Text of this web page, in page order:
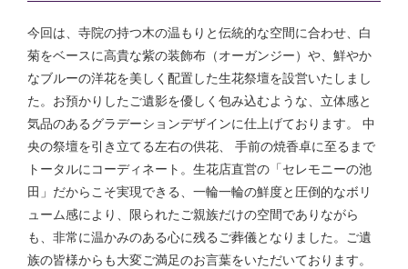
今回は、寺院の持つ木の温もりと伝統的な空間に合わせ、白
菊をベースに高貴な紫の装飾布（オーガンジー）や、鮮やか
なブルーの洋花を美しく配置した生花祭壇を設営いたしまし
た。お預かりしたご遺影を優しく包み込むような、立体感と
気品のあるグラデーションデザインに仕上げております。 中
央の祭壇を引き立てる左右の供花、 手前の焼香卓に至るまで
トータルにコーディネート。生花店直営の「セレモニーの池
田」だからこそ実現できる、一輪一輪の鮮度と圧倒的なボリ
ューム感により、限られたご親族だけの空間でありながら
も、非常に温かみのある心に残るご葬儀となりました。ご遺
族の皆様からも大変ご満足のお言葉をいただいております。